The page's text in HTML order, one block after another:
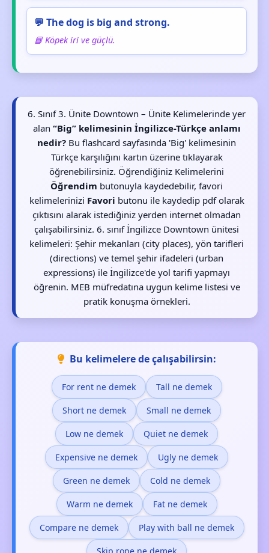
💬 The dog is big and strong.
📘 Köpek iri ve güçlü.
6. Sınıf 3. Ünite Downtown – Ünite Kelimelerinde yer
alan “Big” kelimesinin İngilizce-Türkçe anlamı
nedir? Bu flashcard sayfasında 'Big' kelimesinin
Türkçe karşılığını kartın üzerine tıklayarak
öğrenebilirsiniz. Öğrendiğiniz Kelimelerini
Öğrendim butonuyla kaydedebilir, favori
kelimelerinizi Favori butonu ile kaydedip pdf olarak
çıktısını alarak istediğiniz yerden internet olmadan
çalışabilirsiniz. 6. sınıf İngilizce Downtown ünitesi
kelimeleri: Şehir mekanları (city places), yön tarifleri
(directions) ve temel şehir ifadeleri (urban
expressions) ile İngilizce'de yol tarifi yapmayı
öğrenin. MEB müfredatına uygun kelime listesi ve
pratik konuşma örnekleri.
Bu kelimelere de çalışabilirsin:
For rent ne demek Tall ne demek
Short ne demek Small ne demek
Low ne demek Quiet ne demek
Expensive ne demek Ugly ne demek
Green ne demek Cold ne demek
Warm ne demek Fat ne demek
Compare ne demek Play with ball ne demek